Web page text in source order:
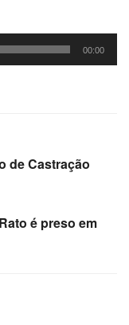
00:00
de Castração
é preso em